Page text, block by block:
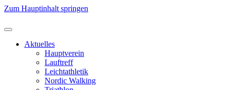
Zum Hauptinhalt springen
Aktuelles
Hauptverein
Lauftreff
Leichtathletik
Nordic Walking